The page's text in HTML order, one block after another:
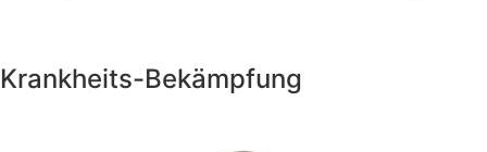
Krankheits-Bekämpfung